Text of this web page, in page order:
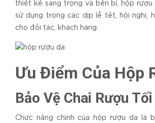
thiết kế sang trọng và bền bỉ, hộp
sử dụng trong các dịp lễ tết, hội nghị,
cho đối tác, khách hàng.
Ưu Điểm Của Hộp
Bảo Vệ Chai Rượu
Chức năng chính của hộp rượu da là